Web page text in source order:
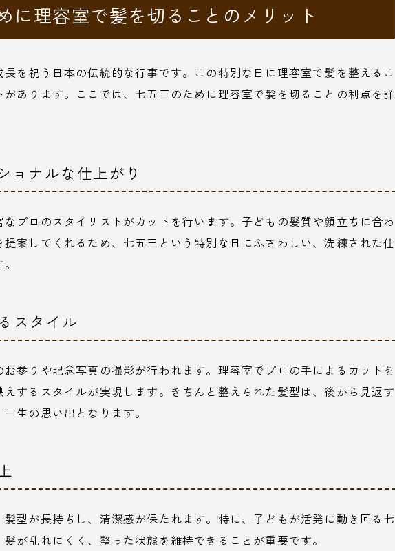
に理容室で髪を切ることのメリット
を祝う日本の伝統的な行事です。この特別な日に理容室で髪を整えるこ
があります。ここでは、七五三のために理容室で髪を切ることの利点を詳
ョナルな仕上がり
プロのスタイリストがカットを行います。子どもの髪質や顔立ちに合わ
案してくれるため、七五三という特別な日にふさわしい、洗練された仕
スタイル
参りや記念写真の撮影が行われます。理容室でプロの手によるカットを
するスタイルが実現します。きちんと整えられた髪型は、後から見返す
生の思い出となります。
髪型が長持ちし、清潔感が保たれます。特に、子どもが活発に動き回る七
が乱れにくく、整った状態を維持できることが重要です。